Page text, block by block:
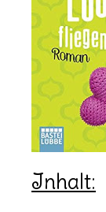
Inhalt: